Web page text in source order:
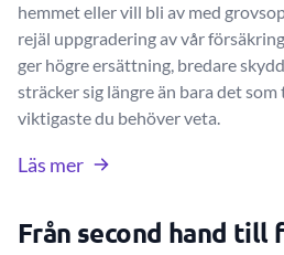
hemmet eller vill bli av med
rejäl uppgradering av vår
ger högre ersättning, bredare
sträcker sig längre än bara det
viktigaste du behöver veta.
Läs mer
Från second hand till